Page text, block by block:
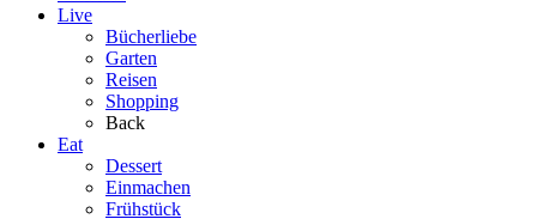
Live
Bücherliebe
Garten
Reisen
Shopping
Back
Eat
Dessert
Einmachen
Frühstück